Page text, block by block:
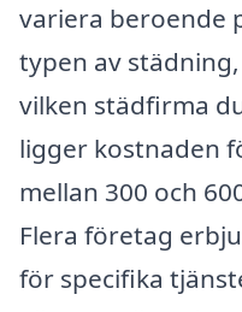
variera beroende
typen av
vilken städfirma
ligger kostnaden
mellan 300 och
Flera företag
för specifika